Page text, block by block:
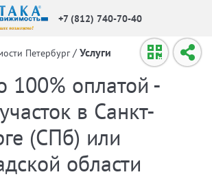
+7 (812) 740-70-40
Петербург / Услуги
100% оплатой -
в Санкт-
(СПб) или
области